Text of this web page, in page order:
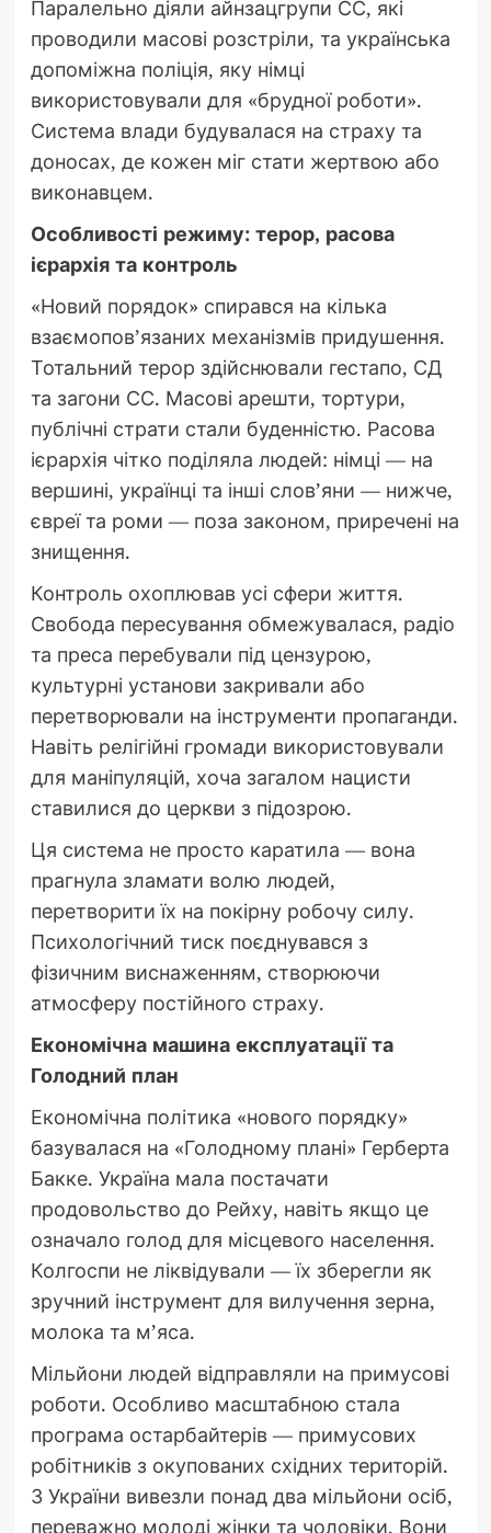
Паралельно діяли айнзацгрупи СС, які
проводили масові розстріли, та українська
допоміжна поліція, яку німці
використовували для «брудної роботи».
Система влади будувалася на страху та
доносах, де кожен міг стати жертвою або
виконавцем.
Особливості режиму: терор, расова
ієрархія та контроль
«Новий порядок» спирався на кілька
взаємопов’язаних механізмів придушення.
Тотальний терор здійснювали гестапо, СД
та загони СС. Масові арешти, тортури,
публічні страти стали буденністю. Расова
ієрархія чітко поділяла людей: німці — на
вершині, українці та інші слов’яни — нижче,
євреї та роми — поза законом, приречені на
знищення.
Контроль охоплював усі сфери життя.
Свобода пересування обмежувалася, радіо
та преса перебували під цензурою,
культурні установи закривали або
перетворювали на інструменти пропаганди.
Навіть релігійні громади використовували
для маніпуляцій, хоча загалом нацисти
ставилися до церкви з підозрою.
Ця система не просто каратила — вона
прагнула зламати волю людей,
перетворити їх на покірну робочу силу.
Психологічний тиск поєднувався з
фізичним виснаженням, створюючи
атмосферу постійного страху.
Економічна машина експлуатації та
Голодний план
Економічна політика «нового порядку»
базувалася на «Голодному плані» Герберта
Бакке. Україна мала постачати
продовольство до Рейху, навіть якщо це
означало голод для місцевого населення.
Колгоспи не ліквідували — їх зберегли як
зручний інструмент для вилучення зерна,
молока та м’яса.
Мільйони людей відправляли на примусові
роботи. Особливо масштабною стала
програма остарбайтерів — примусових
робітників з окупованих східних територій.
З України вивезли понад два мільйони осіб,
переважно молоді жінки та чоловіки. Вони